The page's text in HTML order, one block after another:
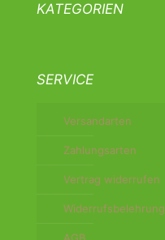
KATEGORIEN
SERVICE
Versandarten
Zahlungsarten
Vertrag widerrufen
Widerrufsbelehrung